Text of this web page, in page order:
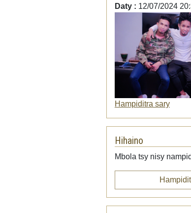
Daty : 12/07/2024
Hampiditra sary
Hihaino
Mbola tsy nisy